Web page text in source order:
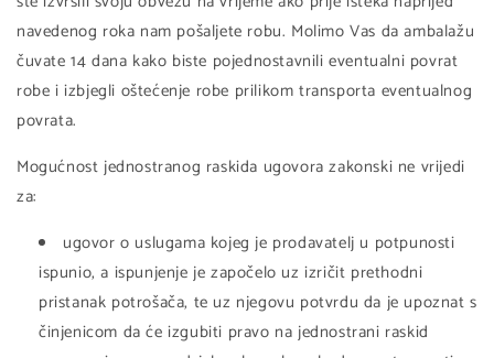
navedenog roka nam pošaljete robu. Molimo Vas da ambalažu
čuvate 14 dana kako biste pojednostavnili eventualni povrat
robe i izbjegli oštećenje robe prilikom transporta eventualnog
povrata.
Mogućnost jednostranog raskida ugovora zakonski ne vrijedi
za:
ugovor o uslugama kojeg je prodavatelj u potpunosti
ispunio, a ispunjenje je započelo uz izričit prethodni
pristanak potrošača, te uz njegovu potvrdu da je upoznat s
činjenicom da će izgubiti pravo na jednostrani raskid